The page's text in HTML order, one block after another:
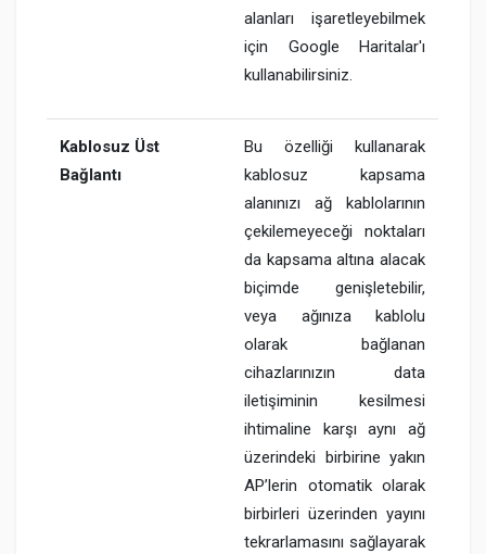
alanları işaretleyebilmek
için Google Haritalar'ı
kullanabilirsiniz.
Kablosuz Üst
Bağlantı
Bu özelliği kullanarak
kablosuz kapsama
alanınızı ağ kablolarının
çekilemeyeceği noktaları
da kapsama altına alacak
biçimde genişletebilir,
veya ağınıza kablolu
olarak bağlanan
cihazlarınızın data
iletişiminin kesilmesi
ihtimaline karşı aynı ağ
üzerindeki birbirine yakın
AP’lerin otomatik olarak
birbirleri üzerinden yayını
tekrarlamasını sağlayarak